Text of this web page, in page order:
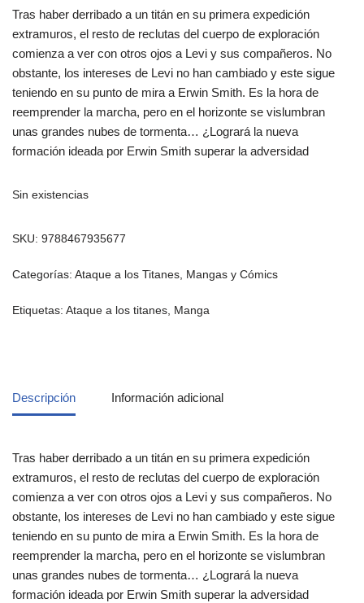
Tras haber derribado a un titán en su primera expedición
extramuros, el resto de reclutas del cuerpo de exploración
comienza a ver con otros ojos a Levi y sus compañeros. No
obstante, los intereses de Levi no han cambiado y este sigue
teniendo en su punto de mira a Erwin Smith. Es la hora de
reemprender la marcha, pero en el horizonte se vislumbran
unas grandes nubes de tormenta… ¿Logrará la nueva
formación ideada por Erwin Smith superar la adversidad
Sin existencias
SKU: 9788467935677
Categorías: Ataque a los Titanes, Mangas y Cómics
Etiquetas: Ataque a los titanes, Manga
Descripción Información adicional
Tras haber derribado a un titán en su primera expedición
extramuros, el resto de reclutas del cuerpo de exploración
comienza a ver con otros ojos a Levi y sus compañeros. No
obstante, los intereses de Levi no han cambiado y este sigue
teniendo en su punto de mira a Erwin Smith. Es la hora de
reemprender la marcha, pero en el horizonte se vislumbran
unas grandes nubes de tormenta… ¿Logrará la nueva
formación ideada por Erwin Smith superar la adversidad